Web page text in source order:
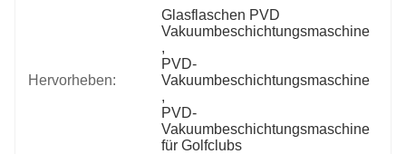
Hervorheben:
Glasflaschen PVD
Vakuumbeschichtungsmaschine
,
PVD-
Vakuumbeschichtungsmaschine
,
PVD-
Vakuumbeschichtungsmaschine
für Golfclubs